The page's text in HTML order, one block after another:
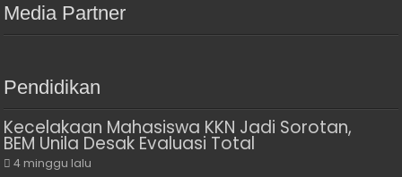
Media Partner
Pendidikan
Kecelakaan Mahasiswa KKN Jadi Sorotan,
BEM Unila Desak Evaluasi Total
4 minggu lalu